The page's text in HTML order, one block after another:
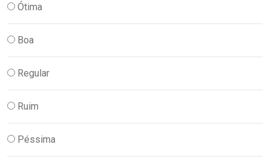
Ótima
Boa
Regular
Ruim
Péssima